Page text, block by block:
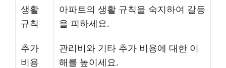
생활
규칙
아파트의 생활 규칙을 숙지하여 갈등
을 피하세요.
추가
비용
관리비와 기타 추가 비용에 대한 이
해를 높이세요.